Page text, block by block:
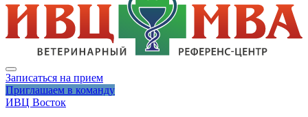
Записаться на прием
Приглашаем в команду
ИВЦ Восток